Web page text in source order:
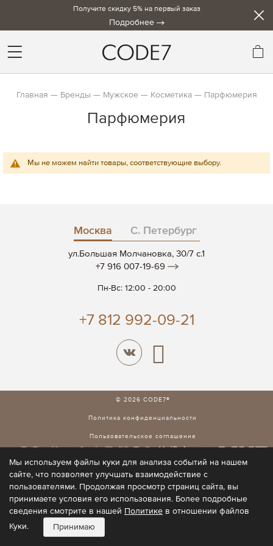
Получите скидку 5% на первый заказ
Подробнее
Главная Бренды Мужское Косметика Парфюмерия
Парфюмерия
Мы не можем найти товары, соответствующие выбору.
Москва С. Петербург
ул.Большая Молчановка, 30/7 c.1
+7 916 007-19-69
Пн-Вс: 12:00 - 20:00
+7 812 992-09-21
© 2026 CODE7®
Политика конфиденциальности
Пользовательское соглашение
Мы используем файлы куки для анализа событий на нашем
сайте, что позволяет улучшать взаимодействие с
пользователями. Продолжая просмотр страниц сайта, вы
принимаете условия его использования. Более подробные
сведения смотрите в нашей Политике в отношении файлов
Куки.
Принимаю